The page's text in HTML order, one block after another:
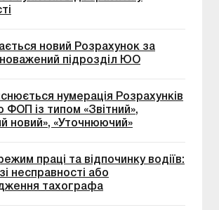
новий Розрахунок за
підрозділ ЮО
нумерація Розрахунків
із типом «Звітний»,
новий», «Уточнюючий»
праці та відпочинку водіїв:
несправності або
тахографа